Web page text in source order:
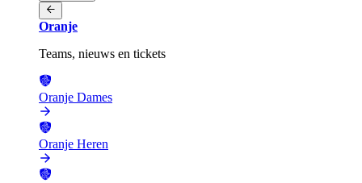
Oranje
Teams, nieuws en tickets
Oranje Dames
Oranje Heren